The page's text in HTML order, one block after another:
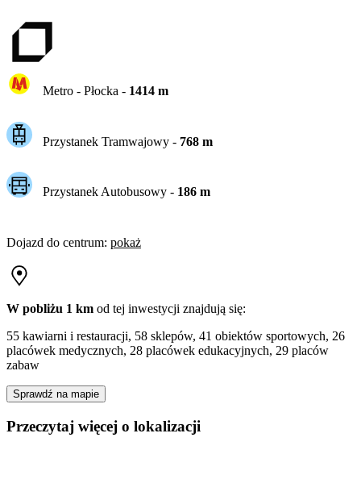
Metro - Płocka - 1414m
Przystanek Tramwajowy - 768m
Przystanek Autobusowy - 186m
Dojazd do centrum: pokaż
W pobliżu 1 km od tej inwestycji znajdują się:
55 kawiarni i restauracji, 58 sklepów, 41 obiektów sportowych, 26
placówek medycznych, 28 placówek edukacyjnych, 29 placów
zabaw
Sprawdź na mapie
Przeczytaj więcej o lokalizacji